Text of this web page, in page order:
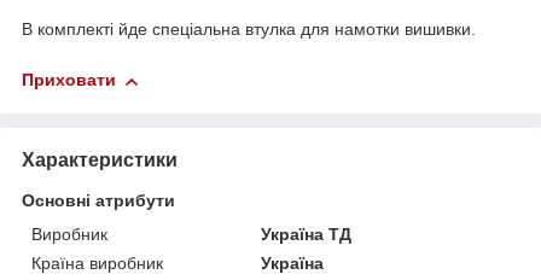
В комплекті йде спеціальна втулка для намотки вишивки.
Приховати
Характеристики
Основні атрибути
Виробник
Україна ТД
Країна виробник
Україна